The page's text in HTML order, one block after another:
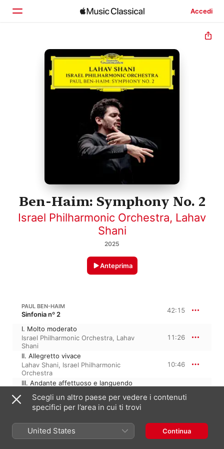
Accedi
Home
Scopri
Cerca
Ben-Haim: Symphony No. 2
Israel Philharmonic Orchestra, Lahav
Shani
2025
Anteprima
PAUL BEN-HAIM
Sinfonia nº 2 42:15
I. Molto moderato
Israel Philharmonic Orchestra, Lahav
Shani
11:26
II. Allegretto vivace
Lahav Shani, Israel Philharmonic
Orchestra
10:46
III. Andante affettuoso e languendo
Shani
IV. Allegro deciso
Shani
Scegli un altro paese per vedere i contenuti
specifici per l’area in cui ti trovi
United States Continua